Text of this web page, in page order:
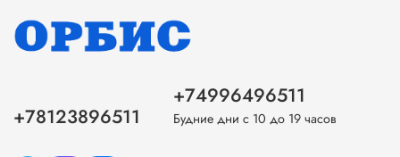
+78123896511
+74996496511
Будние дни с 10 до 19 часов